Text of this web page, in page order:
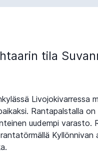
tila
Livojokivarressa
Rantapalstalla
uudempi varasto.
Kyllönnivan